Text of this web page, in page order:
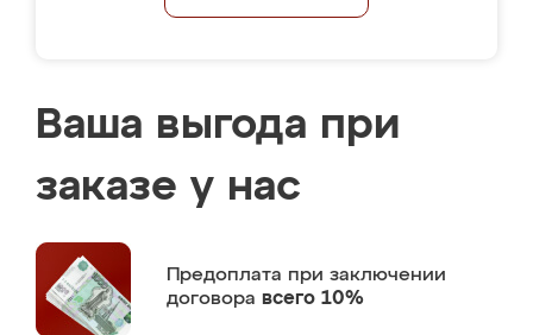
Ваша выгода при
заказе у нас
Предоплата при заключении
договора всего 10%